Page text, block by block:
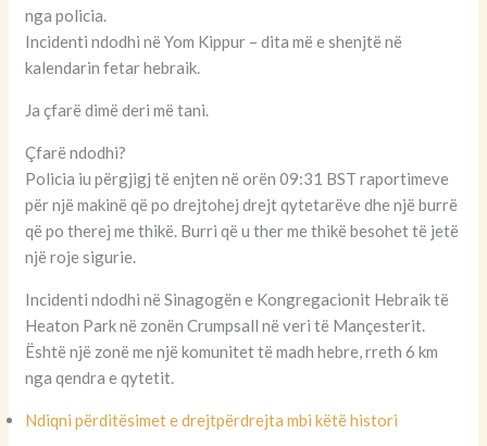
nga policia.
Incidenti ndodhi në Yom Kippur – dita më e shenjtë në
kalendarin fetar hebraik.
Ja çfarë dimë deri më tani.
Çfarë ndodhi?
Policia iu përgjigj të enjten në orën 09:31 BST raportimeve
për një makinë që po drejtohej drejt qytetarëve dhe një burrë
që po therej me thikë. Burri që u ther me thikë besohet të jetë
një roje sigurie.
Incidenti ndodhi në Sinagogën e Kongregacionit Hebraik të
Heaton Park në zonën Crumpsall në veri të Mançesterit.
Është një zonë me një komunitet të madh hebre, rreth 6 km
nga qendra e qytetit.
Ndiqni përditësimet e drejtpërdrejta mbi këtë histori